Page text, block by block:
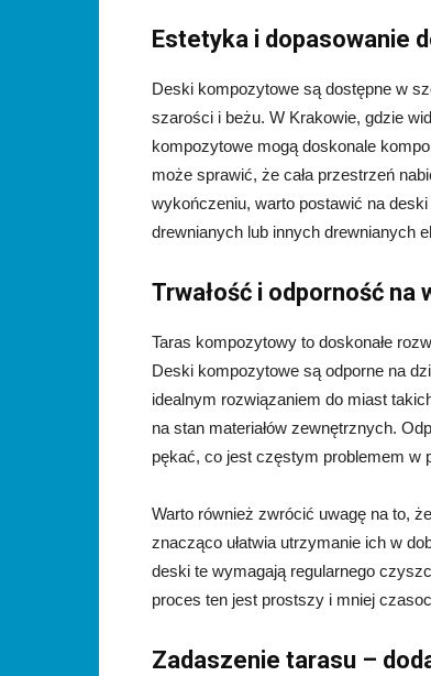
Estetyka i dopasowanie
Deski kompozytowe są dostępne w
szarości i beżu. W Krakowie, gdzie
kompozytowe mogą doskonale
może sprawić, że cała przestrzeń
wykończeniu, warto postawić na
drewnianych lub innych drewnianych
Trwałość i odporność
Taras kompozytowy to doskonałe
Deski kompozytowe są odporne na
idealnym rozwiązaniem do miast
na stan materiałów zewnętrznych.
pękać, co jest częstym problemem w
Warto również zwrócić uwagę na to,
znacząco ułatwia utrzymanie ich w
deski te wymagają regularnego
proces ten jest prostszy i mniej
Zadaszenie tarasu –